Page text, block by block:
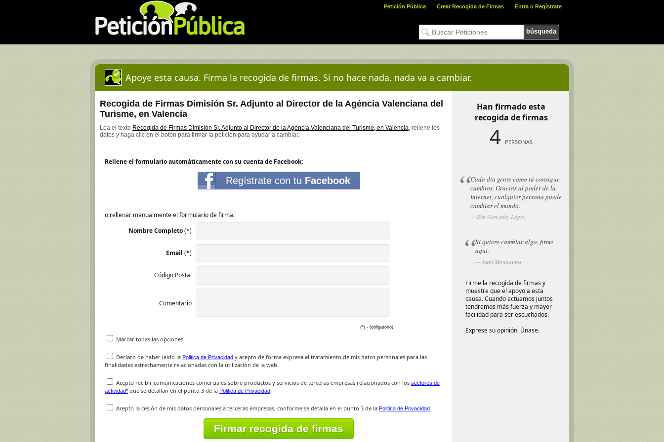
Petición Pública Crear Recogida de Firmas Entra o Regístrate
búsqueda
Apoye esta causa. Firma la recogida de firmas. Si no hace nada, nada va a cambiar.
Recogida de Firmas Dimisión Sr. Adjunto al Director de la Agéncia Valenciana del
Turisme, en Valencia
Lea el texto Recogida de Firmas Dimisión Sr. Adjunto al Director de la Agéncia Valenciana del Turisme, en Valencia, rellene los
datos y haga clic en el botón para firmar la petición para ayudar a cambiar.
Rellene el formulario automáticamente con su cuenta de Facebook:
Regístrate con tu Facebook
o rellenar manualmente el formulario de firma:
Nombre Completo(*)
Email (*)
Código Postal
Comentario
(*) - (obligatorio)
Marcar todas las opciones
Declaro de haber leído la Politica de Privacidad y acepto de forma expresa el tratamiento de mis datos personales para las
finalidades estrechamente relacionadas con la utilización de la web.
Acepto recibir comunicaciones comerciales sobre productos y servicios de terceras empresas relacionados con los sectores de
actividad* que se detallan en el punto 3 de la Politica de Privacidad
Acepto la cesión de mis datos personales a terceras empresas, conforme se detalla en el punto 3 de la Politica de Privacidad
Han firmado esta
recogida de firmas
4 PERSONAS
Cada día gente como tú consigue
cambios. Gracias al poder de la
Internet, cualquier persona puede
cambiar el mundo.
Eva González López
Si quiere cambiar algo, firme
aquí.
Juan Montesinos
Firme la recogida de firmas y
muestre que el apoyo a esta
causa. Cuando actuamos juntos
tendremos más fuerza y mayor
facilidad para ser escuchados.
Exprese su opinión. Únase.